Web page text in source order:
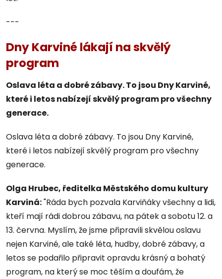
---
Dny Karviné lákají na skvělý
program
Oslava léta a dobré zábavy. To jsou Dny Karviné,
které i letos nabízejí skvělý program pro všechny
generace.
Oslava léta a dobré zábavy. To jsou Dny Karviné,
které i letos nabízejí skvělý program pro všechny
generace.
Olga Hrubec, ředitelka Městského domu kultury
Karviná:"Ráda bych pozvala Karviňáky všechny a lidi,
kteří mají rádi dobrou zábavu, na pátek a sobotu 12. a
13. června. Myslím, že jsme připravili skvělou oslavu
nejen Karviné, ale také léta, hudby, dobré zábavy, a
letos se podařilo připravit opravdu krásný a bohatý
program, na který se moc těším a doufám, že